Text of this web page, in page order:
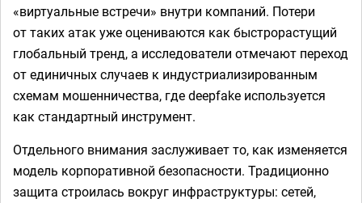
«виртуальные встречи» внутри компаний. Потери
от таких атак уже оцениваются как быстрорастущий
глобальный тренд, а исследователи отмечают переход
от единичных случаев к индустриализированным
схемам мошенничества, где deepfake используется
как стандартный инструмент.
Отдельного внимания заслуживает то, как изменяется
модель корпоративной безопасности. Традиционно
защита строилась вокруг инфраструктуры: сетей,